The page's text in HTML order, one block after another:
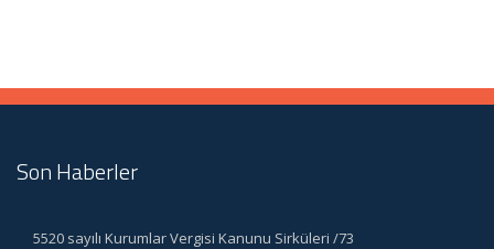
Son Haberler
5520 sayılı Kurumlar Vergisi Kanunu Sirküleri /73